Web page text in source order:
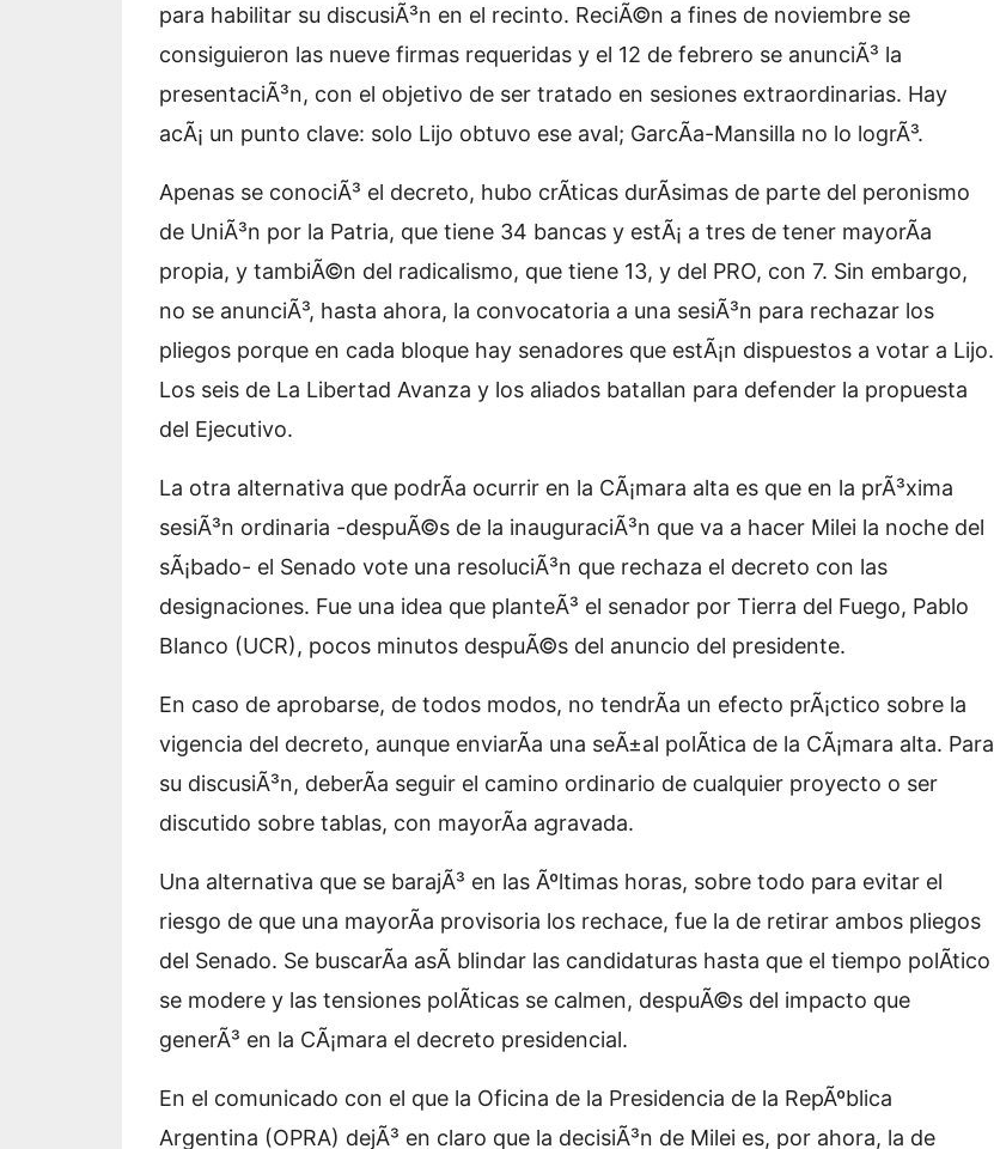
para habilitar su discusiÃ³n en el recinto. ReciÃ©n a fines de noviembre se
consiguieron las nueve firmas requeridas y el 12 de febrero se anunciÃ³ la
presentaciÃ³n, con el objetivo de ser tratado en sesiones extraordinarias. Hay
acÃ¡ un punto clave: solo Lijo obtuvo ese aval; GarcÃ­a-Mansilla no lo logrÃ³.
Apenas se conociÃ³ el decreto, hubo crÃ­ticas durÃ­simas de parte del peronismo
de UniÃ³n por la Patria, que tiene 34 bancas y estÃ¡ a tres de tener mayorÃ­a
propia, y tambiÃ©n del radicalismo, que tiene 13, y del PRO, con 7. Sin embargo,
no se anunciÃ³, hasta ahora, la convocatoria a una sesiÃ³n para rechazar los
pliegos porque en cada bloque hay senadores que estÃ¡n dispuestos a votar a Lijo.
Los seis de La Libertad Avanza y los aliados batallan para defender la propuesta
del Ejecutivo.
La otra alternativa que podrÃ­a ocurrir en la CÃ¡mara alta es que en la prÃ³xima
sesiÃ³n ordinaria -despuÃ©s de la inauguraciÃ³n que va a hacer Milei la noche del
sÃ¡bado- el Senado vote una resoluciÃ³n que rechaza el decreto con las
designaciones. Fue una idea que planteÃ³ el senador por Tierra del Fuego, Pablo
Blanco (UCR), pocos minutos despuÃ©s del anuncio del presidente.
En caso de aprobarse, de todos modos, no tendrÃ­a un efecto prÃ¡ctico sobre la
vigencia del decreto, aunque enviarÃ­a una seÃ±al polÃ­tica de la CÃ¡mara alta. Para
su discusiÃ³n, deberÃ­a seguir el camino ordinario de cualquier proyecto o ser
discutido sobre tablas, con mayorÃ­a agravada.
Una alternativa que se barajÃ³ en las Ãºltimas horas, sobre todo para evitar el
riesgo de que una mayorÃ­a provisoria los rechace, fue la de retirar ambos pliegos
del Senado. Se buscarÃ­a asÃ­ blindar las candidaturas hasta que el tiempo polÃ­tico
se modere y las tensiones polÃ­ticas se calmen, despuÃ©s del impacto que
generÃ³ en la CÃ¡mara el decreto presidencial.
En el comunicado con el que la Oficina de la Presidencia de la RepÃºblica
Argentina (OPRA) dejÃ³ en claro que la decisiÃ³n de Milei es, por ahora, la de